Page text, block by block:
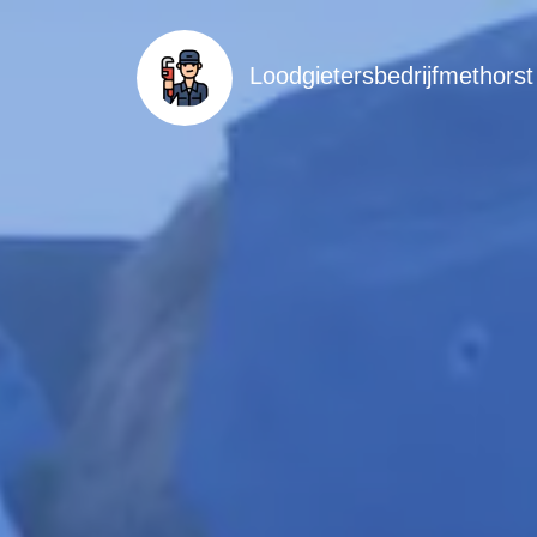
Loodgietersbedrijfmethorst